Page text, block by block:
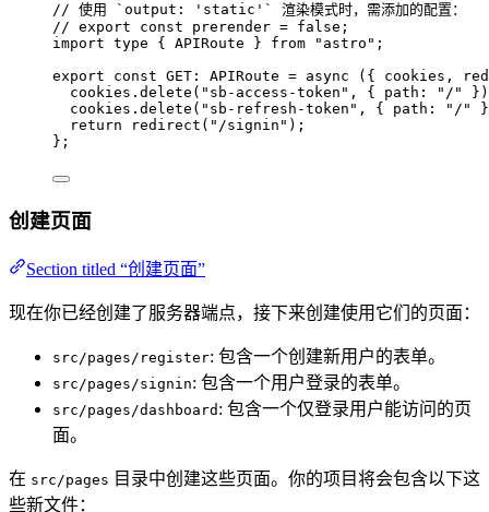
// 使用 `output: 'static'` 渲染模式时，需添加的配置：
// export const prerender = false;
import type { APIRoute } from " astro " ;
export const GET : APIRoute = async ( { cookies ,
cookies . delete ( " sb-access-token " , { path: " / " } )
cookies . delete ( " sb-refresh-token " , { path: " / "
}
return
redirect ( " /signin " ) ;
} ;
创建页面
Section titled “创建页面”
现在你已经创建了服务器端点，接下来创建使用它们的页面：
src/pages/register: 包含一个创建新用户的表单。
src/pages/signin: 包含一个用户登录的表单。
src/pages/dashboard : 包含一个仅登录用户能访问的页
面。
在 src/pages 目录中创建这些页面。你的项目将会包含以下这
些新文件：